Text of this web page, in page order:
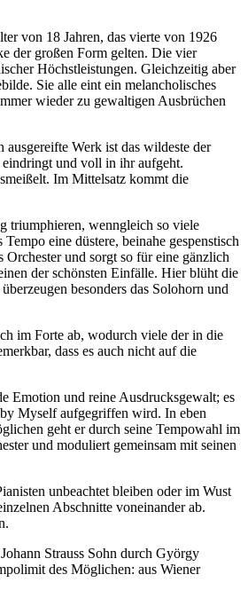
von 18 Jahren, das vierte von 1926
der großen Form gelten. Die vier
Höchstleistungen. Gleichzeitig aber
Sie alle eint ein melancholisches
wieder zu gewaltigen Ausbrüchen
Werk ist das wildeste der
und voll in ihr aufgeht.
Im Mittelsatz kommt die
triumphieren, wenngleich so viele
eine düstere, beinahe gespenstisch
und sorgt so für eine gänzlich
der schönsten Einfälle. Hier blüht die
besonders das Solohorn und
im Forte ab, wodurch viele der in die
dass es auch nicht auf die
Emotion und reine Ausdrucksgewalt; es
Myself aufgegriffen wird. In eben
geht er durch seine Tempowahl im
und moduliert gemeinsam mit seinen
unbeachtet bleiben oder im Wust
Abschnitte voneinander ab.
Strauss Sohn durch György
des Möglichen: aus Wiener